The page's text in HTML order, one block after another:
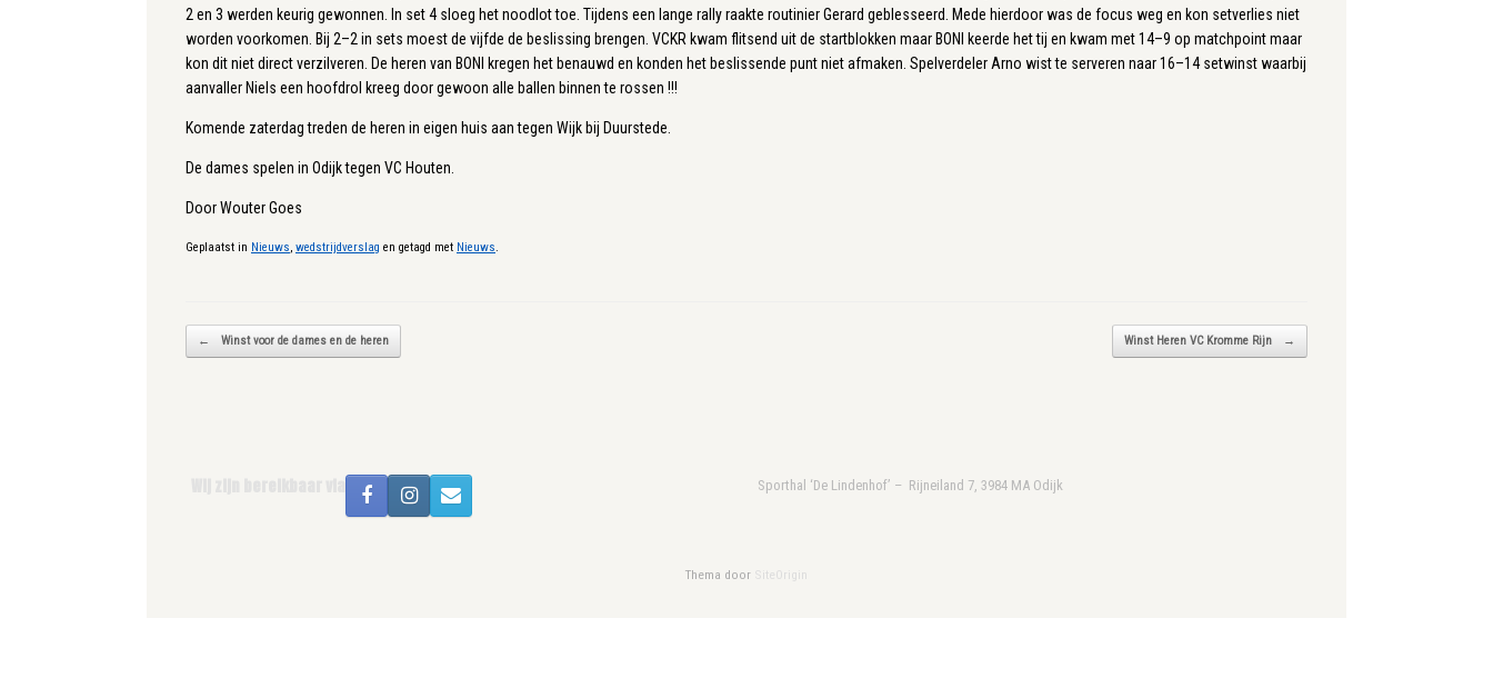
2 en 3 werden keurig gewonnen. In set 4 sloeg het noodlot toe. Tijdens een lange rally raakte routinier Gerard geblesseerd. Mede hierdoor was de focus weg en kon setverlies niet
worden voorkomen. Bij 2–2 in sets moest de vijfde de beslissing brengen. VCKR kwam flitsend uit de startblokken maar BONI keerde het tij en kwam met 14–9 op matchpoint maar
kon dit niet direct verzilveren. De heren van BONI kregen het benauwd en konden het beslissende punt niet afmaken. Spelverdeler Arno wist te serveren naar 16–14 setwinst waarbij
aanvaller Niels een hoofdrol kreeg door gewoon alle ballen binnen te rossen !!!
Komende zaterdag treden de heren in eigen huis aan tegen Wijk bij Duurstede.
De dames spelen in Odijk tegen VC Houten.
Door Wouter Goes
Geplaatst in Nieuws wedstrijdverslag en getagd met Nieuws
Bericht navigatie
← Winst voor de dames en de heren Winst Heren VC Kromme Rijn →
Sporthal ‘De Lindenhof’ – Rijneiland 7, 3984 MA Odijk
Thema door SiteOrigin